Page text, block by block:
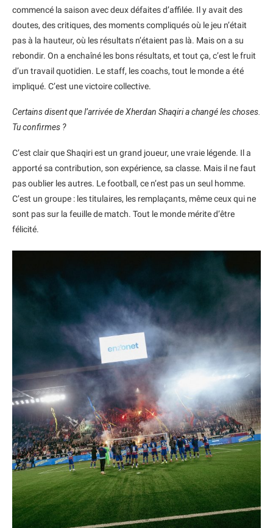
commencé la saison avec deux défaites d’affilée. Il y avait des
doutes, des critiques, des moments compliqués où le jeu n’était
pas à la hauteur, où les résultats n’étaient pas là. Mais on a su
rebondir. On a enchaîné les bons résultats, et tout ça, c’est le fruit
d’un travail quotidien. Le staff, les coachs, tout le monde a été
impliqué. C’est une victoire collective.
Certains disent que l’arrivée de Xherdan Shaqiri a changé les choses.
Tu confirmes ?
C’est clair que Shaqiri est un grand joueur, une vraie légende. Il a
apporté sa contribution, son expérience, sa classe. Mais il ne faut
pas oublier les autres. Le football, ce n’est pas un seul homme.
C’est un groupe : les titulaires, les remplaçants, même ceux qui ne
sont pas sur la feuille de match. Tout le monde mérite d’être
félicité.